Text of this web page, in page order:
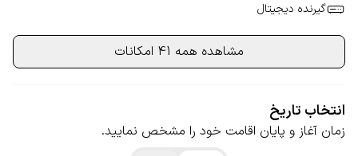
گیرنده دیجیتال
مشاهده همه 41 امکانات
انتخاب تاریخ
زمان آغاز و پایان اقامت خود را مشخص نمایید.